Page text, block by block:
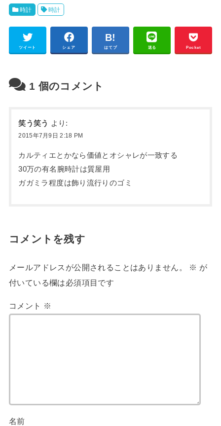
時計 時計
ツイート シェア はてブ 送る Pocket
1 個のコメント
笑う笑う より:
2015年7月9日 2:18 PM
カルティエとかなら価値とオシャレが一致する
30万の有名腕時計は質屋用
ガガミラ程度は飾り流行りのゴミ
コメントを残す
メールアドレスが公開されることはありません。 ※ が
付いている欄は必須項目です
コメント ※
名前